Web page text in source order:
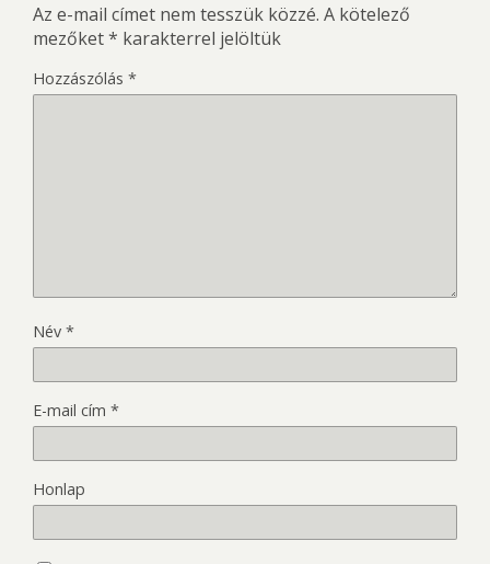
Az e-mail címet nem tesszük közzé. A kötelező
mezőket* karakterrel jelöltük
Hozzászólás *
Név *
E-mail cím *
Honlap